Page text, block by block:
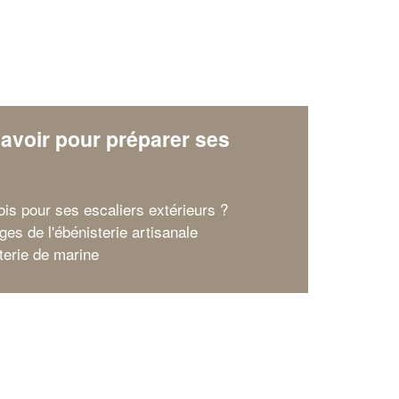
pour préparer ses
pour ses escaliers extérieurs ?
de l'ébénisterie artisanale
de marine